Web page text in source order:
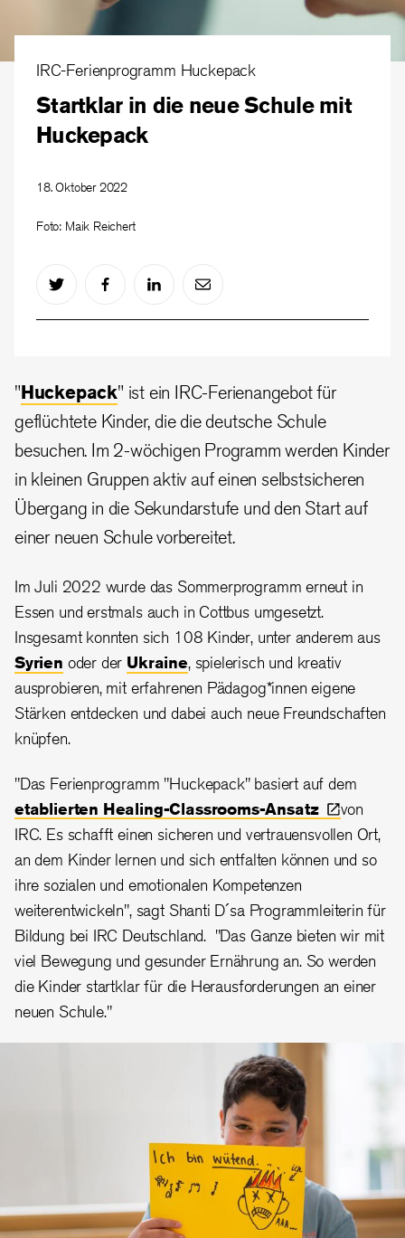
IRC-Ferienprogramm Huckepack
Startklar in die neue Schule mit
Huckepack
18. Oktober 2022
Foto: Maik Reichert
"Huckepack" ist ein IRC-Ferienangebot für
geflüchtete Kinder, die die deutsche Schule
besuchen. Im 2-wöchigen Programm werden Kinder
in kleinen Gruppen aktiv auf einen selbstsicheren
Übergang in die Sekundarstufe und den Start auf
einer neuen Schule vorbereitet.
Im Juli 2022 wurde das Sommerprogramm erneut in
Essen und erstmals auch in Cottbus umgesetzt.
Insgesamt konnten sich 108 Kinder, unter anderem aus
Syrien oder der Ukraine, spielerisch und kreativ
ausprobieren, mit erfahrenen Pädagog*innen eigene
Stärken entdecken und dabei auch neue Freundschaften
knüpfen.
"Das Ferienprogramm "Huckepack" basiert auf dem
etablierten Healing-Classrooms-Ansatz
von
IRC. Es schafft einen sicheren und vertrauensvollen Ort,
an dem Kinder lernen und sich entfalten können und so
ihre sozialen und emotionalen Kompetenzen
weiterentwickeln", sagt Shanti D´sa Programmleiterin für
Bildung bei IRC Deutschland. "Das Ganze bieten wir mit
viel Bewegung und gesunder Ernährung an. So werden
die Kinder startklar für die Herausforderungen an einer
neuen Schule."